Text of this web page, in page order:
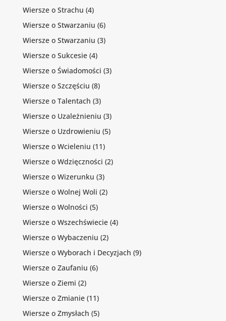
Wiersze o Strachu (4)
Wiersze o Stwarzaniu (6)
Wiersze o Stwarzaniu (3)
Wiersze o Sukcesie(4)
Wiersze o Świadomości (3)
Wiersze o Szczęściu (8)
Wiersze o Talentach (3)
Wiersze o Uzależnieniu (3)
Wiersze o Uzdrowieniu (5)
Wiersze o Wcieleniu (11)
Wiersze o Wdzięczności (2)
Wiersze o Wizerunku (3)
Wiersze o Wolnej Woli (2)
Wiersze o Wolności (5)
Wiersze o Wszechświecie(4)
Wiersze o Wybaczeniu (2)
Wiersze o Wyborach i Decyzjach (9)
Wiersze o Zaufaniu (6)
Wiersze o Ziemi (2)
Wiersze o Zmianie(11)
Wiersze o Zmysłach (5)